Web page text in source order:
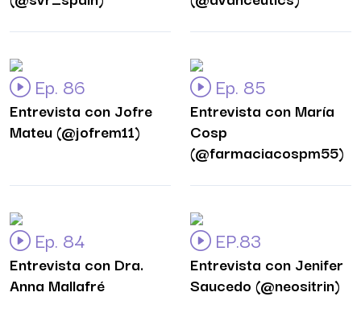
Ep. 86
Entrevista con Jofre
Mateu (@jofrem11)
Ep. 85
Entrevista con María
Cosp
(@farmaciacospm55)
Ep. 84
Entrevista con Dra.
Anna Mallafré
EP.83
Entrevista con Jenifer
Saucedo (@neositrin)